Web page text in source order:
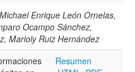
Enrique León Ornelas,
Ocampo Sánchez,
Marioly Ruiz Hernández
Resumen